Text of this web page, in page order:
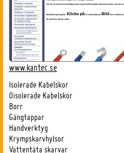
www.kantec.se
Isolerade Kabelskor
Oisolerade Kabelskor
Borr
Gängtappar
Handverktyg
Krympskarvhylsor
Vattentäta skarvar